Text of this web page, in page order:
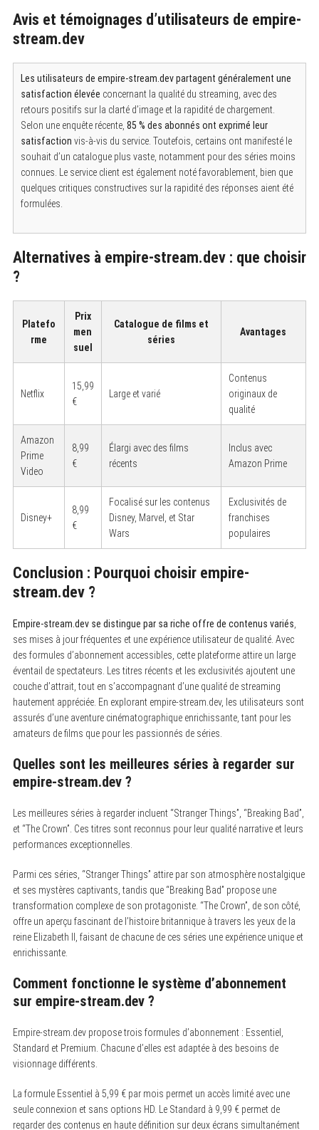
Avis et témoignages d’utilisateurs de empire-
stream.dev
Les utilisateurs de empire-stream.dev partagent généralement une
satisfaction élevée concernant la qualité du streaming, avec des
retours positifs sur la clarté d’image et la rapidité de chargement.
Selon une enquête récente, 85 % des abonnés ont exprimé leur
satisfaction vis-à-vis du service. Toutefois, certains ont manifesté le
souhait d’un catalogue plus vaste, notamment pour des séries moins
connues. Le service client est également noté favorablement, bien que
quelques critiques constructives sur la rapidité des réponses aient été
formulées.
Alternatives à empire-stream.dev : que choisir
?
Platefo
rme
Prix
men
suel
Catalogue de films et
séries
Avantages
Netflix
15,99
€
Large et varié
Contenus
originaux de
qualité
Amazon
Prime
Video
8,99
€
Élargi avec des films
récents
Inclus avec
Amazon Prime
Disney+
8,99
€
Focalisé sur les contenus
Disney, Marvel, et Star
Wars
Exclusivités de
franchises
populaires
Conclusion : Pourquoi choisir empire-
stream.dev ?
Empire-stream.dev se distingue par sa riche offre de contenus variés
ses mises à jour fréquentes et une expérience utilisateur de qualité. Avec
des formules d’abonnement accessibles, cette plateforme attire un large
éventail de spectateurs. Les titres récents et les exclusivités ajoutent une
couche d’attrait, tout en s’accompagnant d’une qualité de streaming
hautement appréciée. En explorant empire-stream.dev, les utilisateurs sont
assurés d’une aventure cinématographique enrichissante, tant pour les
amateurs de films que pour les passionnés de séries.
Quelles sont les meilleures séries à regarder sur
empire-stream.dev ?
Les meilleures séries à regarder incluent “Stranger Things”, “Breaking Bad”,
et “The Crown”. Ces titres sont reconnus pour leur qualité narrative et leurs
performances exceptionnelles.
Parmi ces séries, “Stranger Things” attire par son atmosphère nostalgique
et ses mystères captivants, tandis que “Breaking Bad” propose une
transformation complexe de son protagoniste. “The Crown”, de son côté,
offre un aperçu fascinant de l’histoire britannique à travers les yeux de la
reine Elizabeth II, faisant de chacune de ces séries une expérience unique et
enrichissante.
Comment fonctionne le système d’abonnement
sur empire-stream.dev ?
Empire-stream.dev propose trois formules d’abonnement : Essentiel,
Standard et Premium. Chacune d’elles est adaptée à des besoins de
visionnage différents.
La formule Essentiel à 5,99 € par mois permet un accès limité avec une
seule connexion et sans options HD. Le Standard à 9,99 € permet de
regarder des contenus en haute définition sur deux écrans simultanément